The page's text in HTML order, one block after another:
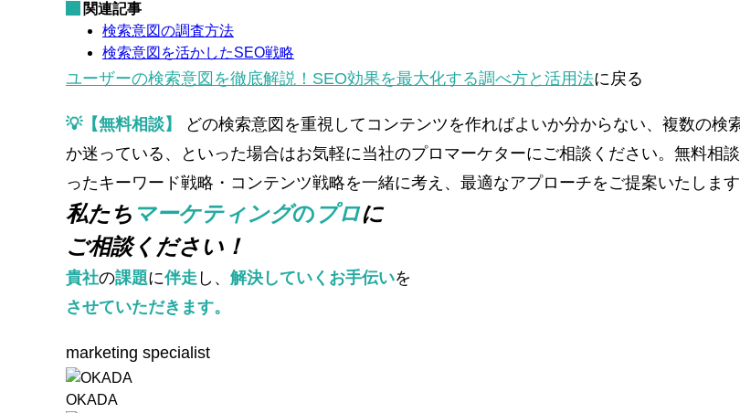
関連記事
検索意図の調査方法
検索意図を活かしたSEO戦略
ユーザーの検索意図を徹底解説！SEO効果を最大化する調べ方と活用法に戻る
💡【無料相談】
どの検索意図を重視してコンテンツを作ればよいか分からない、複数の検
か迷っている、といった場合はお気軽に当社のプロマーケターにご相談ください。無料相
ったキーワード戦略・コンテンツ戦略を一緒に考え、最適なアプローチをご提案いたします
私たち マーケティングの プロに
ご相談ください！
貴社の課題に伴走 し、 解決していくお手伝いを
させていただきます。
marketing specialist
OKADA